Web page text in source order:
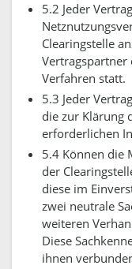
5.2 Jeder
Clearingstelle
Vertragspartner
Verfahren statt.
5.3 Jeder
die zur Klärung
erforderlichen
5.4 Können die
der
diese im
zwei neutrale
weiteren
Diese
ihnen